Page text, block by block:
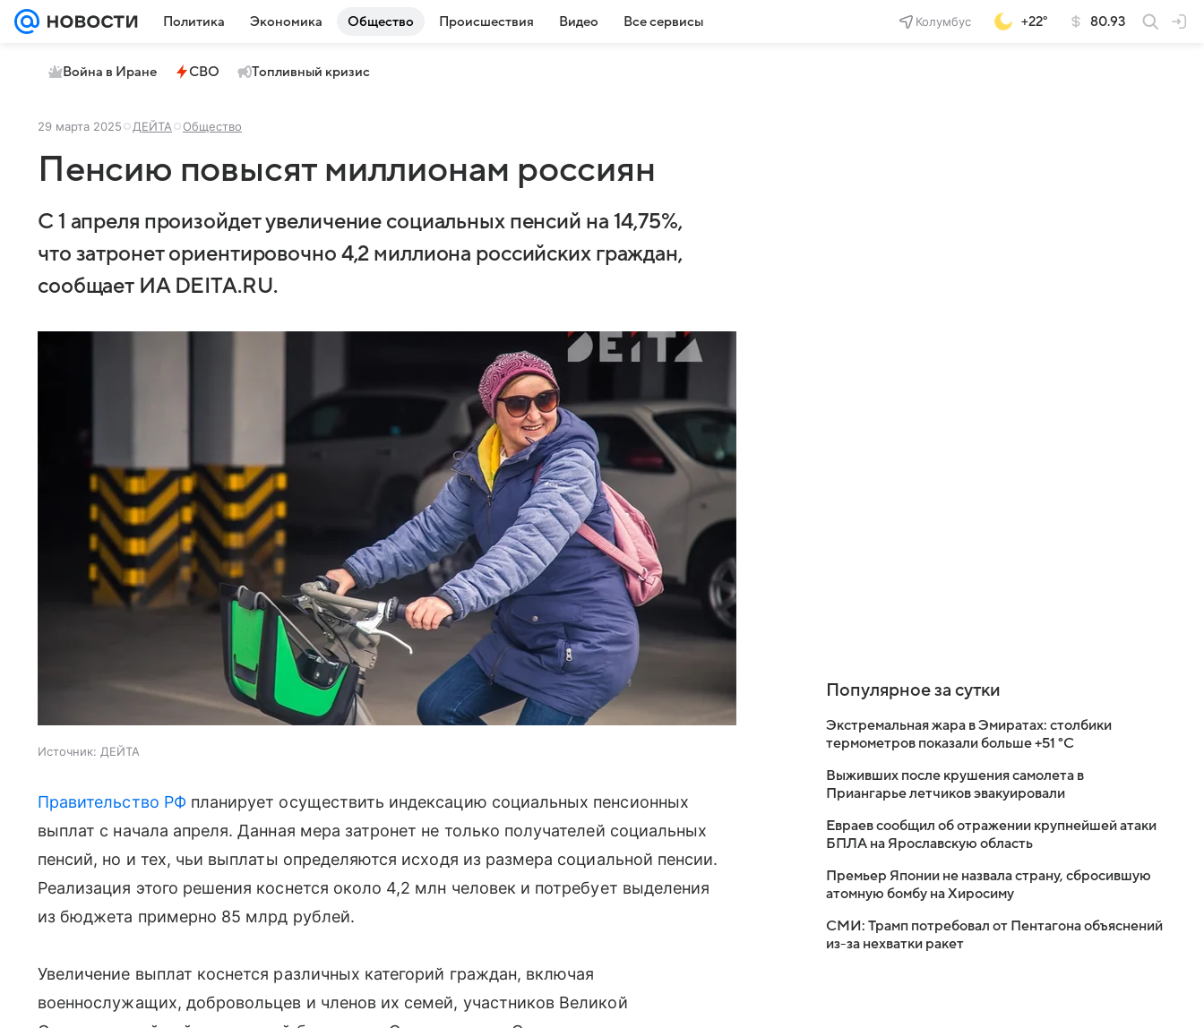
Политика Экономика Общество Происшествия Видео Все сервисы Колумбус +22° 80.93
Война в Иране СВО Топливный кризис
29 марта 2025 ДЕЙТА Общество
Пенсию повысят миллионам россиян
С 1 апреля произойдет увеличение социальных пенсий на 14,75%,
что затронет ориентировочно 4,2 миллиона российских граждан,
сообщает ИА DEITA.RU.
Источник: ДЕЙТА
Правительство РФпланирует осуществить индексацию социальных пенсионных
выплат с начала апреля. Данная мера затронет не только получателей социальных
пенсий, но и тех, чьи выплаты определяются исходя из размера социальной пенсии.
Реализация этого решения коснется около 4,2 млн человек и потребует выделения
из бюджета примерно 85 млрд рублей.
Увеличение выплат коснется различных категорий граждан, включая
военнослужащих, добровольцев и членов их семей, участников Великой
Популярное за сутки
Экстремальная жара в Эмиратах: столбики
термометров показали больше +51 °C
Выживших после крушения самолета в
Приангарье летчиков эвакуировали
Евраев сообщил об отражении крупнейшей атаки
БПЛА на Ярославскую область
Премьер Японии не назвала страну, сбросившую
атомную бомбу на Хиросиму
СМИ: Трамп потребовал от Пентагона объяснений
из-за нехватки ракет